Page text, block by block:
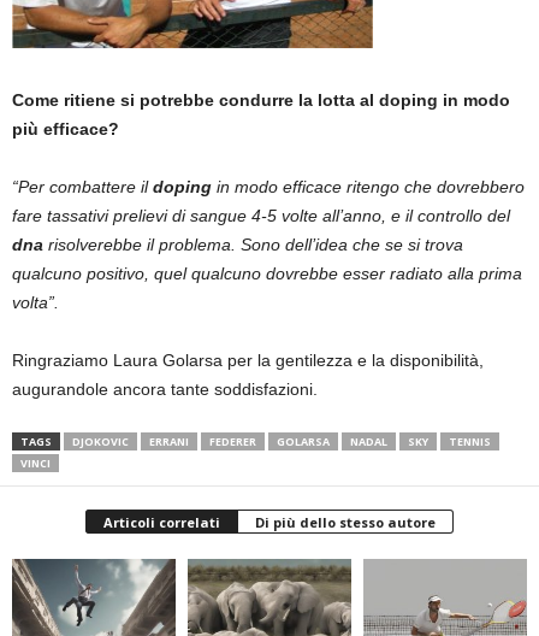
Come ritiene si potrebbe condurre la lotta al doping in modo
più efficace?
“Per combattere ildoping in modo efficace ritengo che dovrebbero
fare tassativi prelievi di sangue 4-5 volte all’anno, e il controllo del
dna risolverebbe il problema. Sono dell’idea che se si trova
qualcuno positivo, quel qualcuno dovrebbe esser radiato alla prima
volta”.
Ringraziamo Laura Golarsa per la gentilezza e la disponibilità,
augurandole ancora tante soddisfazioni.
TAGS DJOKOVIC ERRANI FEDERER GOLARSA NADAL SKY
TENNIS
VINCI
Articoli correlati Di più dello stesso autore